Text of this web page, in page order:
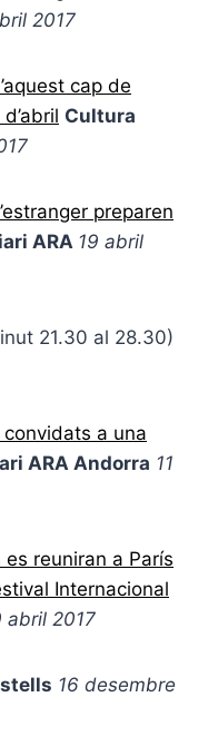
2017
cap de
Cultura
preparen
ARA 19 abril
21.30 al 28.30)
convidats a una
ARA Andorra 11
reuniran a París
Internacional
abril 2017
16 desembre